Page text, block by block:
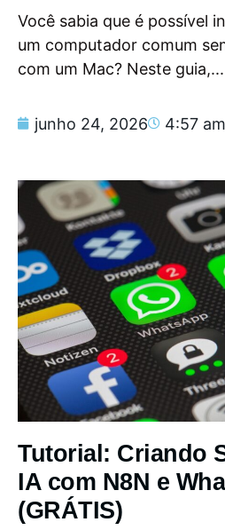
Você sabia que é possível
um computador comum
com um Mac? Neste guia,...
junho 24, 2026 4:57 am
Tutorial: Criando
IA com N8N e
(GRÁTIS)